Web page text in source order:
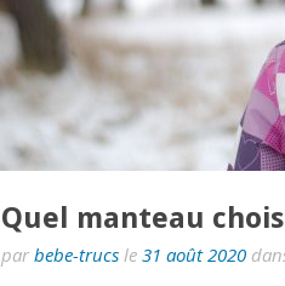
Quel manteau
par bebe-trucs le 31 août 2020